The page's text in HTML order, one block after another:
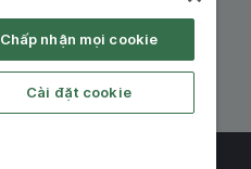
Chấp nhận mọi cookie
Cài đặt cookie